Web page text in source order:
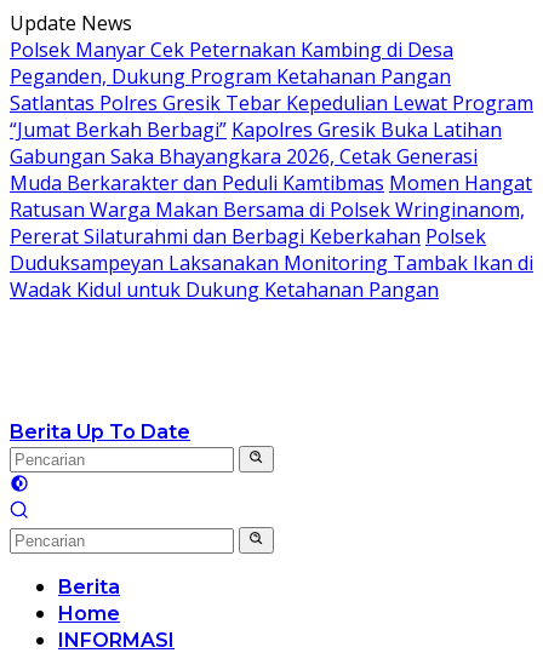
Langsung
ke
konten
Update News
Polsek Manyar Cek Peternakan Kambing di Desa
Peganden, Dukung Program Ketahanan Pangan
Satlantas Polres Gresik Tebar Kepedulian Lewat Program
“Jumat Berkah Berbagi” Kapolres Gresik Buka Latihan
Gabungan Saka Bhayangkara 2026, Cetak Generasi
Muda Berkarakter dan Peduli Kamtibmas Momen Hangat
Ratusan Warga Makan Bersama di Polsek Wringinanom,
Pererat Silaturahmi dan Berbagi Keberkahan Polsek
Duduksampeyan Laksanakan Monitoring Tambak Ikan di
Wadak Kidul untuk Dukung Ketahanan Pangan
Berita Up To Date
Berita
Home
INFORMASI